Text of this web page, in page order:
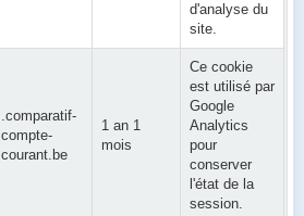
d'analyse du
site.
.comparatif-
compte-
courant.be
1 an 1
mois
Ce cookie
est utilisé par
Google
Analytics
pour
conserver
l'état de la
session.